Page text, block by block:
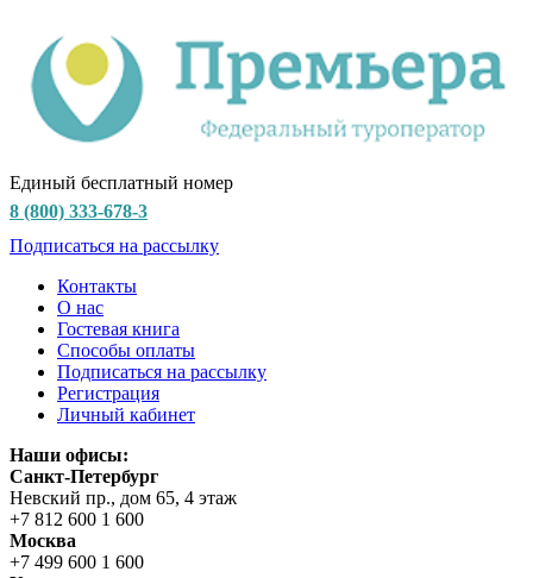
Единый бесплатный номер
8 (800) 333-678-3
Подписаться на рассылку
Контакты
О нас
Гостевая книга
Способы оплаты
Подписаться на рассылку
Регистрация
Личный кабинет
Наши офисы:
Санкт-Петербург
Невский пр., дом 65, 4 этаж
+7 812 600 1 600
Москва
+7 499 600 1 600